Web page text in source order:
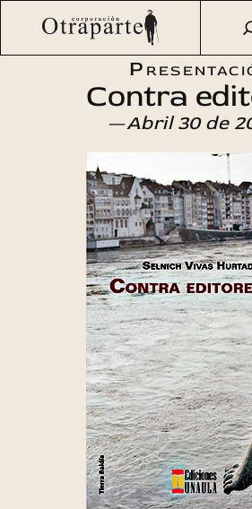
Saltar
Otraparte.org/Agenda Cultural
Contra
—Abril 30 de